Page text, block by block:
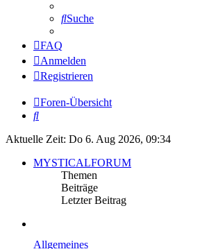
Suche
FAQ
Anmelden
Registrieren
Foren-Übersicht
Suche
Aktuelle Zeit: Do 6. Aug 2026, 09:34
MYSTICALFORUM
Themen
Beiträge
Letzter Beitrag
Allgemeines